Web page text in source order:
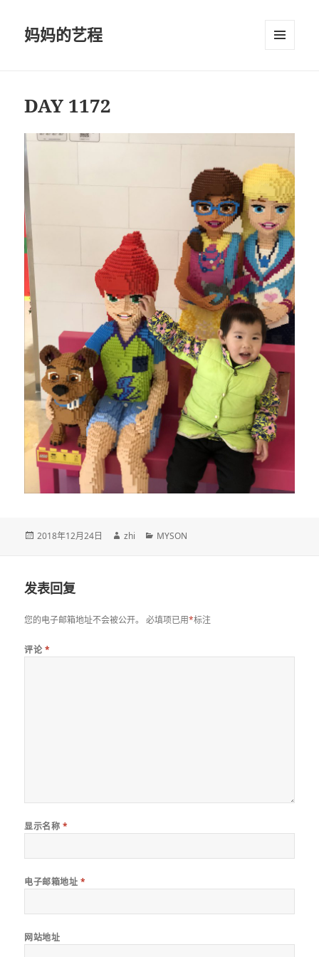
妈妈的艺程
DAY 1172
发
2018年12月24日
作
zhi
分
MYSON
发表回复
您的电子邮箱地址不会被公开。 必填项已用*标注
评论 *
显示名称 *
电子邮箱地址 *
网站地址